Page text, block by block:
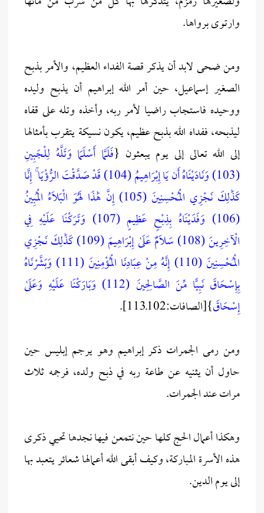
وارتوى برواها.
ومن ضحى لابد أن يذكر قصة الفداء العظيم، والأمر بذبح
الصغير إسماعيل، حين أمر الله إبراهيم أن يذبح وليده
ووحيده فاستجاب راضيا لأمر ربه، وأخذه وتله على قفاه
ليذبحه، ففداه الله بذبح عظيم، يكون نسيكة يتقرب بأمثالها
إلى الله تعالى إلى يوم يبعثون {فَلَمَّا أَسْلَمَا وَتَلَّهُ لِلْجَبِينِ
(103) وَنَادَيْنَاهُ أَن يَا إِبْرَاهِيمُ (104) قَدْ صَدَّقْتَ الرُّؤْيَا ۚ إِنَّا
كَذَٰلِكَ نَجْزِي الْمُحْسِنِينَ (105) إِنَّ هَٰذَا لَهُوَ الْبَلَاءُ الْمُبِينُ
(106) وَفَدَيْنَاهُ بِذِبْحٍ عَظِيمٍ (107) وَتَرَكْنَا عَلَيْهِ فِي
الْآخِرِينَ (108) سَلَامٌ عَلَىٰ إِبْرَاهِيمَ (109) كَذَٰلِكَ نَجْزِي
الْمُحْسِنِينَ (110) إِنَّهُ مِنْ عِبَادِنَا الْمُؤْمِنِينَ (111) وَبَشَّرْنَاهُ
بِإِسْحَاقَ نَبِيًّا مِّنَ الصَّالِحِينَ (112) وَبَارَكْنَا عَلَيْهِ وَعَلَىٰ
إِسْحَاقَ}[الصافات:102ـ113].
ومن رمى الجمرات ذكر إبراهيم وهو يرجم إبليس حين
حاول أن يثنيه عن طاعة ربه في ذبح ولده، فرجمه ثلاث
مرات عند الجمرات.
وهكذا أعمال الحج كلها حين نتمعن فيها نجدها تحيي ذكرى
هذه الأسرة المباركة، وكيف أبقى الله أعمالها شعائر يتعبد بها
إلى يوم الدين.